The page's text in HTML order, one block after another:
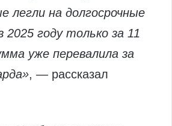
легли на долгосрочные
году только за 11
уже перевалила за
, ― рассказал